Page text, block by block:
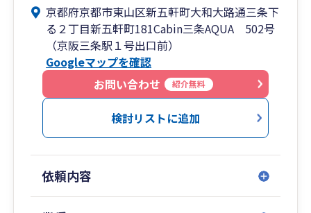
ャルプランニング業務等を中心業務としておりま
す。
お客様やご家族の事業、人生設計、お金の問題な
ど、様々なご相談に対応いたします。
弁護士、司法書士、社労士、弁理士、その他各種
士業、専門家との連携もございますので、安心し
てお任せください。
鴨川沿い、三条京阪駅１番出口すぐ、バスターミ
阪急河原町駅からも徒歩５分程度、訪問対応も可
能ですのでご相談ください。
京都府京都市東山区新五軒町大和大路通三条下
る２丁目新五軒町181Cabin三条AQUA 502号
（京阪三条駅１号出口前）
Googleマップを確認
お問い合わせ
紹介無料
検討リストに追加
依頼内容